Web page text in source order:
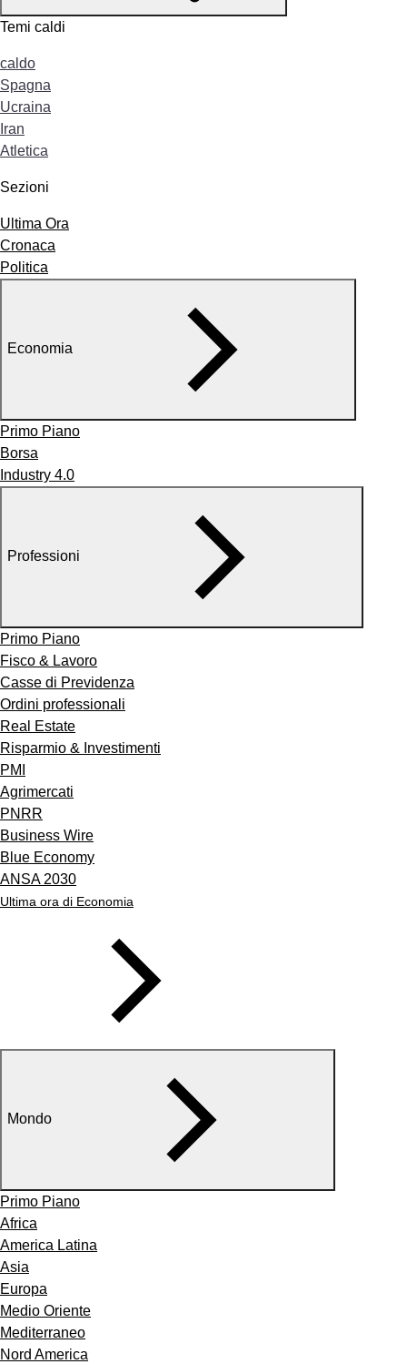
Temi caldi
caldo
Spagna
Ucraina
Iran
Atletica
Sezioni
Ultima Ora
Cronaca
Politica
Economia
Primo Piano
Borsa
Industry 4.0
Professioni
Primo Piano
Fisco & Lavoro
Casse di Previdenza
Ordini professionali
Real Estate
Risparmio & Investimenti
PMI
Agrimercati
PNRR
Business Wire
Blue Economy
ANSA 2030
Ultima ora di Economia
Mondo
Primo Piano
Africa
America Latina
Asia
Europa
Medio Oriente
Mediterraneo
Nord America